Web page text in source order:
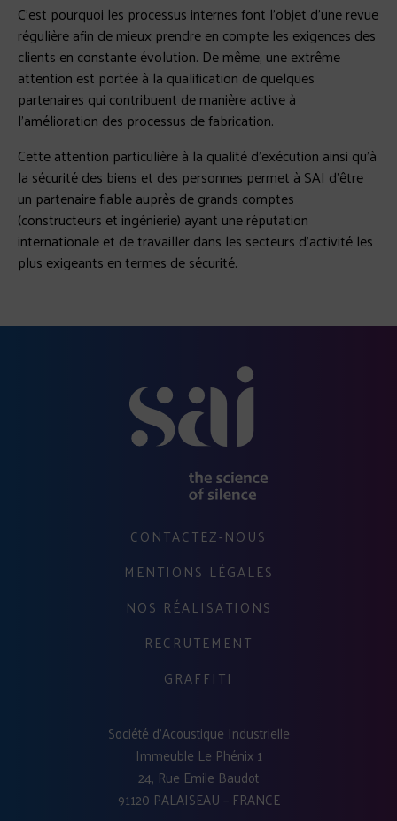
C’est pourquoi les processus internes font l’objet d’une revue
régulière afin de mieux prendre en compte les exigences des
clients en constante évolution. De même, une extrême
attention est portée à la qualification de quelques
partenaires qui contribuent de manière active à
l’amélioration des processus de fabrication.
Cette attention particulière à la qualité d’exécution ainsi qu’à
la sécurité des biens et des personnes permet à SAI d’être
un partenaire fiable auprès de grands comptes
(constructeurs et ingénierie) ayant une réputation
internationale et de travailler dans les secteurs d’activité les
plus exigeants en termes de sécurité.
CONTACTEZ-NOUS
MENTIONS LÉGALES
NOS RÉALISATIONS
RECRUTEMENT
GRAFFITI
Société d'Acoustique Industrielle
Immeuble Le Phénix 1
24, Rue Emile Baudot
91120 PALAISEAU – FRANCE